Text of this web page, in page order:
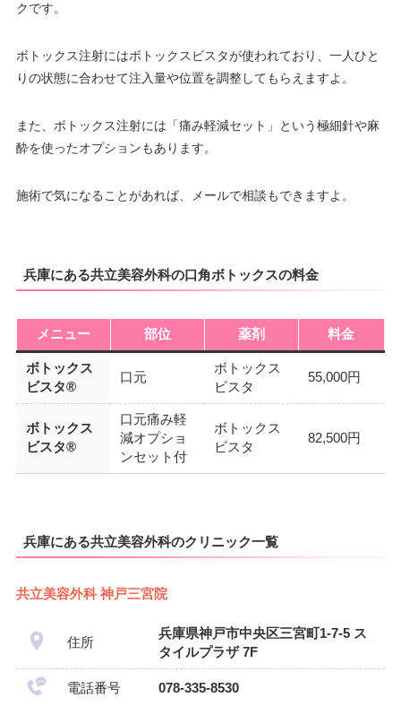
クです。
ボトックス注射にはボトックスビスタが使われており、一人ひと
りの状態に合わせて注入量や位置を調整してもらえますよ。
また、ボトックス注射には「痛み軽減セット」という極細針や麻
酔を使ったオプションもあります。
施術で気になることがあれば、メールで相談もできますよ。
兵庫にある共立美容外科の口角ボトックスの料金
メニュー 部位 薬剤 料金
ボトックス
ビスタ®
口元
ボトックス
ビスタ
55,000円
ボトックス
ビスタ®
口元痛み軽
減オプショ
ンセット付
ボトックス
ビスタ
82,500円
兵庫にある共立美容外科のクリニック一覧
共立美容外科 神戸三宮院
住所
兵庫県神戸市中央区三宮町1-7-5 ス
タイルプラザ 7F
電話番号 078-335-8530